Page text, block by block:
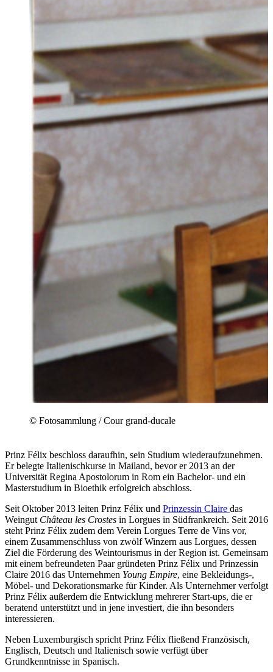
© Fotosammlung / Cour grand-ducale
Prinz Félix beschloss daraufhin, sein Studium wiederaufzunehmen.
Er belegte Italienischkurse in Mailand, bevor er 2013 an der
Universität Regina Apostolorum in Rom ein Bachelor- und ein
Masterstudium in Bioethik erfolgreich abschloss.
Seit Oktober 2013 leiten Prinz Félix und Prinzessin Claire das
Weingut Château les Crostes in Lorgues in Südfrankreich. Seit 2016
steht Prinz Félix zudem dem Verein Lorgues Terre de Vins vor,
einem Zusammenschluss von zwölf Winzern aus Lorgues, dessen
Ziel die Förderung des Weintourismus in der Region ist. Gemeinsam
mit einem befreundeten Paar gründeten Prinz Félix und Prinzessin
Claire 2016 das Unternehmen Young Empire, eine Bekleidungs-,
Möbel- und Dekorationsmarke für Kinder. Als Unternehmer verfolgt
Prinz Félix außerdem die Entwicklung mehrerer Start-ups, die er
beratend unterstützt und in jene investiert, die ihn besonders
interessieren.
Neben Luxemburgisch spricht Prinz Félix fließend Französisch,
Englisch, Deutsch und Italienisch sowie verfügt über
Grundkenntnisse in Spanisch.